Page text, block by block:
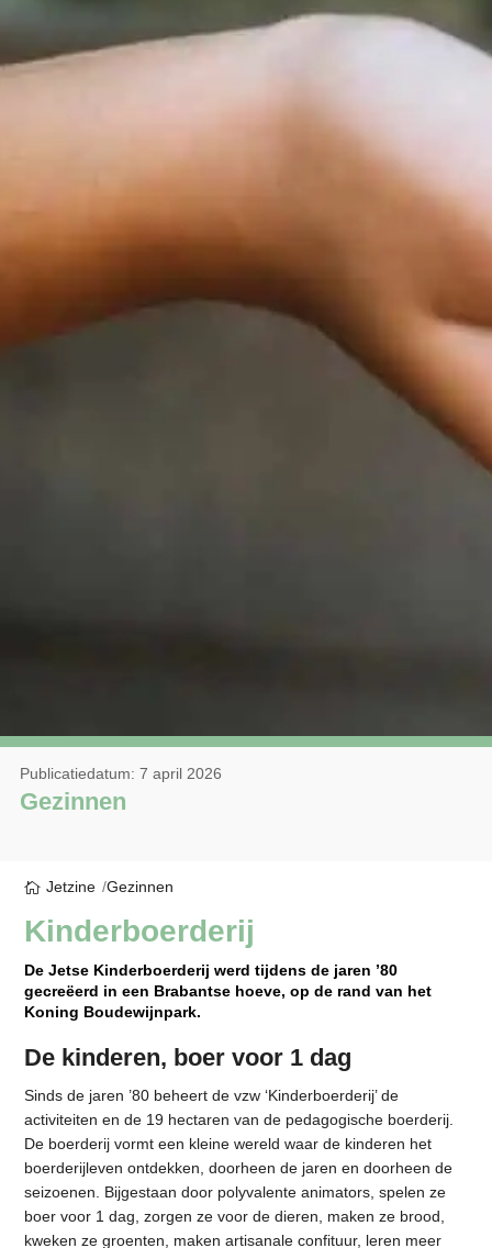
Gezinnen
Publicatiedatum: 7 april 2026
Jetzine Gezinnen
Kinderboerderij
De Jetse Kinderboerderij werd tijdens de jaren ’80
gecreëerd in een Brabantse hoeve, op de rand van het
Koning Boudewijnpark.
De kinderen, boer voor 1 dag
Sinds de jaren ’80 beheert de vzw ‘Kinderboerderij’ de
activiteiten en de 19 hectaren van de pedagogische boerderij.
De boerderij vormt een kleine wereld waar de kinderen het
boerderijleven ontdekken, doorheen de jaren en doorheen de
seizoenen. Bijgestaan door polyvalente animators, spelen ze
boer voor 1 dag, zorgen ze voor de dieren, maken ze brood,
kweken ze groenten, maken artisanale confituur, leren meer